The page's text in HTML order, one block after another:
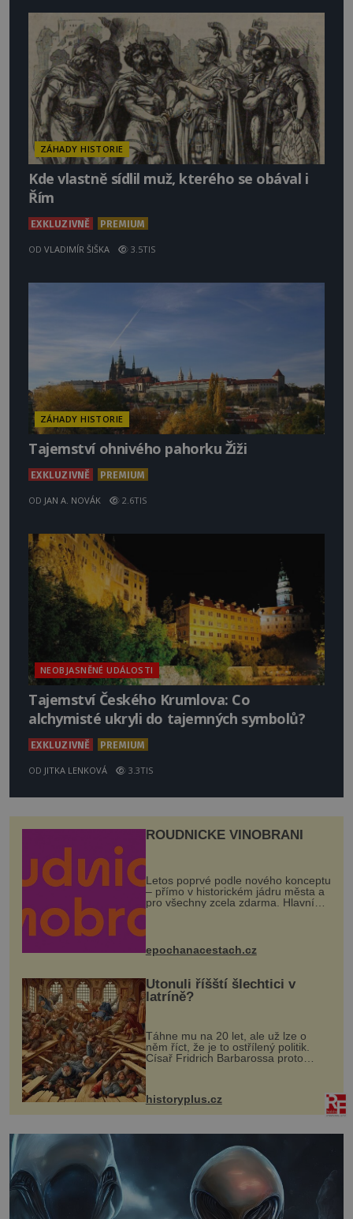
ZÁHADY HISTORIE
Kde vlastně sídlil muž, kterého se obával i
Řím
EXKLUZIVNĚ PREMIUM
OD VLADIMÍR ŠIŠKA 3.5TIS
ZÁHADY HISTORIE
Tajemství ohnivého pahorku Žiži
EXKLUZIVNĚ PREMIUM
OD JAN A. NOVÁK 2.6TIS
NEOBJASNĚNÉ UDÁLOSTI
Tajemství Českého Krumlova: Co
alchymisté ukryli do tajemných symbolů?
EXKLUZIVNĚ PREMIUM
OD JITKA LENKOVÁ 3.3TIS
ROUDNICKÉ VINOBRANÍ
Letos poprvé podle nového konceptu
– přímo v historickém jádru města a
pro všechny zcela zdarma. Hlavní
program se odehraje na Karlově a
mohou těšit na víno, burčák, pes...
epochanacestach.cz
Utonuli říšští šlechtici v
latríně?
Táhne mu na 20 let, ale už lze o
něm říct, že je to ostřílený politik.
Císař Fridrich Barbarossa proto
posílá svého syna a dědice Jindřicha
VI. do Erfurtu, aby se stal
prostředníkem při řešení sporu m...
historyplus.cz